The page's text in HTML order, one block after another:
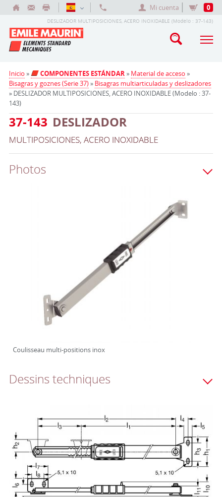
Mi cuenta 0
DESLIZADOR MULTIPOSICIONES, ACERO INOXIDABLE (Modelo : 37-143)
Inicio » COMPONENTES ESTÁNDAR» Material de acceso »
Bisagras y goznes (Serie 37)» Bisagras multiarticuladas y deslizadores
» DESLIZADOR MULTIPOSICIONES, ACERO INOXIDABLE (Modelo : 37-
143)
37-143 DESLIZADOR
MULTIPOSICIONES, ACERO INOXIDABLE
Photos
Coulisseau multi-positions inox
Dessins techniques